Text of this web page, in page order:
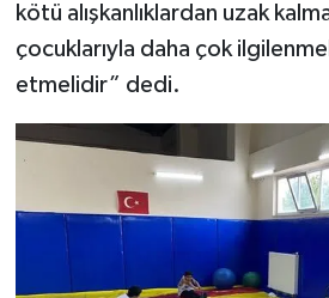
kötü alışkanlıklardan uzak
çocuklarıyla daha çok
etmelidir” dedi.